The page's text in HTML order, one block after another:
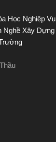
Học Nghiệp Vụ
Nghề Xây Dựng